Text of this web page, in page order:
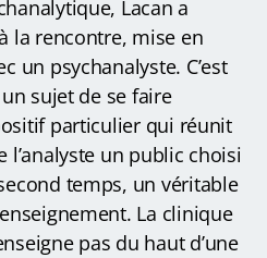
Lacan a
la rencontre, mise en
un psychanalyste. C’est
sujet de se faire
particulier qui réunit
un public choisi
temps, un véritable
La clinique
pas du haut d’une